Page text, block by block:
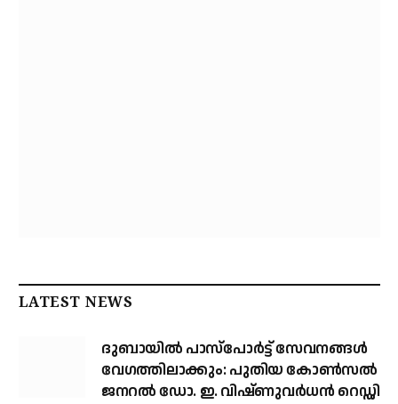
LATEST NEWS
ദുബായിൽ പാസ്‌പോർട്ട് സേവനങ്ങൾ
വേഗത്തിലാക്കും: പുതിയ കോൺസൽ
ജനറൽ ഡോ. ഇ. വിഷ്ണുവർധൻ റെഡ്ഡി